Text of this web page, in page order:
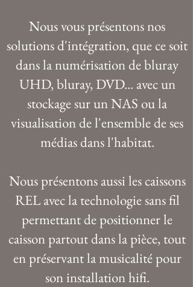
Nous vous présentons nos
solutions d'intégration, que ce soit
dans la numérisation de bluray
UHD, bluray, DVD... avec un
stockage sur un NAS ou la
visualisation de l'ensemble de ses
médias dans l'habitat.
Nous présentons aussi les caissons
REL avec la technologie sans fil
permettant de positionner le
caisson partout dans la pièce, tout
en préservant la musicalité pour
son installation hifi.